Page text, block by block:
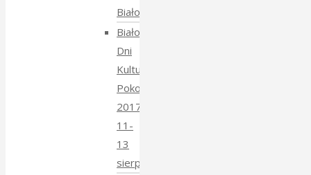
Białoruski
Białowieskie
Dni
Kultury
Pokoju
2017
11-
13
sierpnia